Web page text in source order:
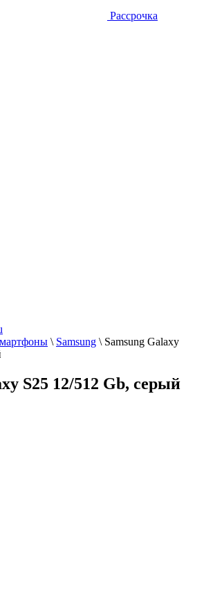
Рассрочка
\ Samsung \ Samsung Galaxy
S25 12/512 Gb, серый